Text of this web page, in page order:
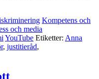
Kompetens och
och media
YouTube Etiketter: Anna
, justitieråd,